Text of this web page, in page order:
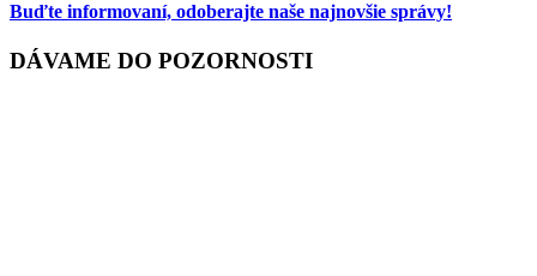
Buďte informovaní, odoberajte naše najnovšie správy!
DÁVAME DO POZORNOSTI